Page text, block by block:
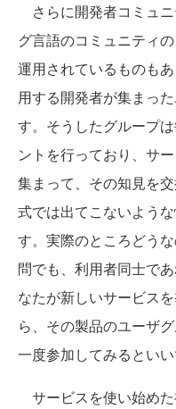
さらに開発者コミュ
グ言語のコミュニティ
運用されているものも
用する開発者が集まっ
す。そうしたグループ
ントを行っており、サ
集まって、その知見を
式では出てこないよう
す。実際のところどう
問でも、利用者同士で
なたが新しいサービス
ら、その製品のユーザ
一度参加してみるといい
サービスを使い始め